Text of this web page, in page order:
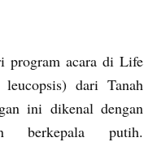
program acara di Life
dari Tanah
ini dikenal dengan
berkepala putih.